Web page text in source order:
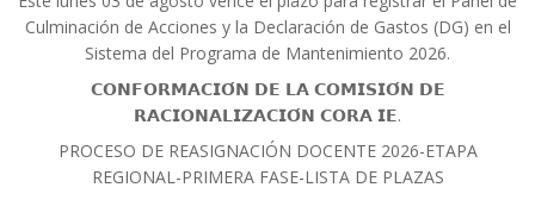
Culminación de Acciones y la Declaración de Gastos (DG) en el
Sistema del Programa de Mantenimiento 2026.
𝗖𝗢𝗡𝗙𝗢𝗥𝗠𝗔𝗖𝗜𝗢́𝗡 𝗗𝗘 𝗟𝗔 𝗖𝗢𝗠𝗜𝗦𝗜𝗢́𝗡 𝗗𝗘
𝗥𝗔𝗖𝗜𝗢𝗡𝗔𝗟𝗜𝗭𝗔𝗖𝗜𝗢́𝗡 𝗖𝗢𝗥𝗔 𝗜𝗘.
PROCESO DE REASIGNACIÓN DOCENTE 2026-ETAPA
REGIONAL-PRIMERA FASE-LISTA DE PLAZAS